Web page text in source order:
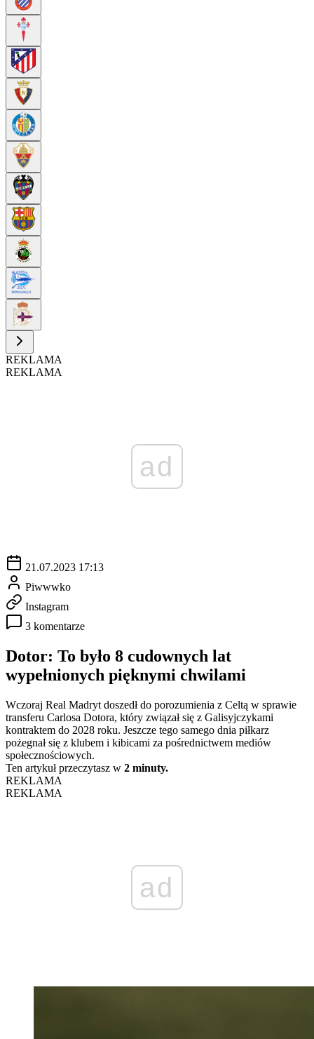
REKLAMA
REKLAMA
ad
21.07.2023 17:13
Piwwwko
Instagram
3 komentarze
Dotor: To było 8 cudownych lat
wypełnionych pięknymi chwilami
Wczoraj Real Madryt doszedł do porozumienia z Celtą w sprawie
transferu Carlosa Dotora, który związał się z Galisyjczykami
kontraktem do 2028 roku. Jeszcze tego samego dnia piłkarz
pożegnał się z klubem i kibicami za pośrednictwem mediów
społecznościowych.
Ten artykuł przeczytasz w 2 minuty.
REKLAMA
REKLAMA
ad